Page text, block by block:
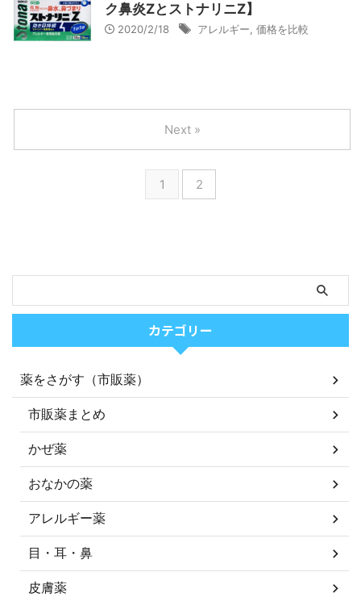
ク鼻炎ZとストナリニZ】
2020/2/18 アレルギー 価格を比較
1 2
Next »
カテゴリー
薬をさがす（市販薬）
市販薬まとめ
かぜ薬
おなかの薬
アレルギー薬
目・耳・鼻
皮膚薬